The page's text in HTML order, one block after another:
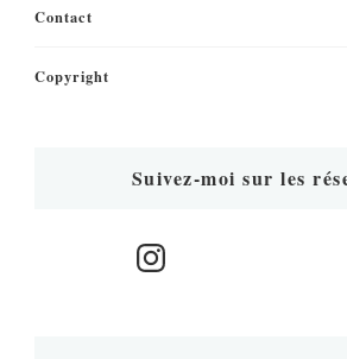
Contact
Copyright
Suivez-moi sur les
Instagram